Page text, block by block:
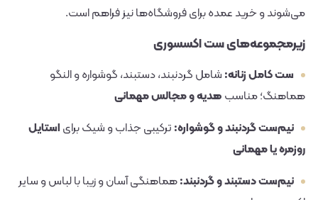
می‌شوند و خرید عمده برای فروشگاه‌ها نیز فراهم است.
زیرمجموعه‌های ست اکسسوری
ست کامل زنانه: شامل گردنبند، دستبند، گوشواره و النگو
هماهنگ؛ مناسب هدیه و مجالس مهمانی
نیم‌ست گردنبند و گوشواره: ترکیبی جذاب و شیک برای استایل
روزمره یا مهمانی
نیم‌ست دستبند و گردنبند:هماهنگی آسان و زیبا با لباس و سایر